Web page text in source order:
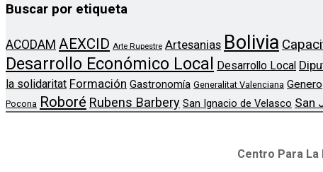
Buscar por etiqueta
ACODAM AEXCID Arte Rupestre Artesanias Bolivia
Desarrollo Económico Local Desarrollo Local
la solidaritat Formación Gastronomía Generalitat Valenciana Genero
Pocona Roboré Rubens Barbery San Ignacio de Velasco San
Centro Para La